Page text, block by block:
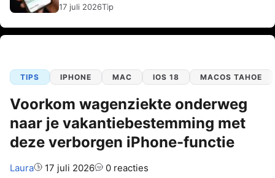
17 juli 2026Tip
TIPS IPHONE MAC IOS 18 MACOS TAHOE
Voorkom wagenziekte onderweg
naar je vakantiebestemming met
deze verborgen iPhone-functie
Auteur:
Laura 17 juli 2026 0 reacties